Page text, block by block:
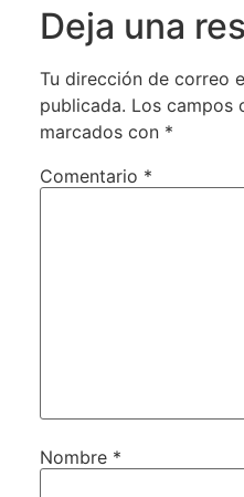
Deja una
Tu dirección de correo
publicada. Los campos
marcados con *
Comentario *
Nombre *